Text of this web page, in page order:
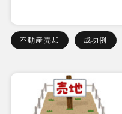
不動産売却 成功例